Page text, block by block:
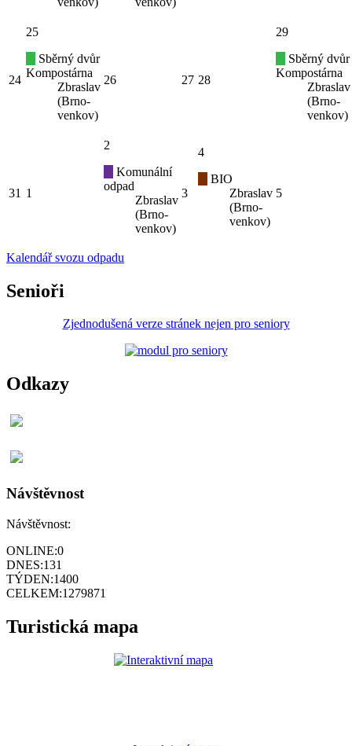
24
25
Sběrný dvůr
Kompostárna
Zbraslav
(Brno-
venkov)
26 27 28
29
Sběrný dvůr
Kompostárna
Zbraslav
(Brno-
venkov)
31 1
2
Komunální
odpad
Zbraslav
(Brno-
venkov)
3
4
BIO
Zbraslav
(Brno-
venkov)
5
Kalendář svozu odpadu
Senioři
Zjednodušená verze stránek nejen pro seniory
Odkazy
Návštěvnost
Návštěvnost:
ONLINE:0
DNES:131
TÝDEN:1400
CELKEM:1279871
Turistická mapa